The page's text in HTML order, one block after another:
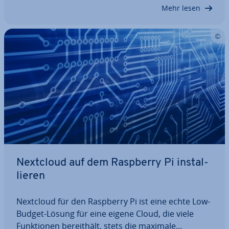
Mehr lesen
Nextcloud auf dem Raspberry Pi in­stal­
lie­ren
Nextcloud für den Raspberry Pi ist eine echte Low-
Budget-Lösung für eine eigene Cloud, die viele
Funk­tio­nen be­reit­hält, stets die maximale